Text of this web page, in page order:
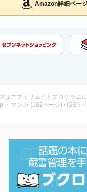
Amazon詳細ペー
はアフィリエイトプログラム
・マンガ (162ページ) / ISBN